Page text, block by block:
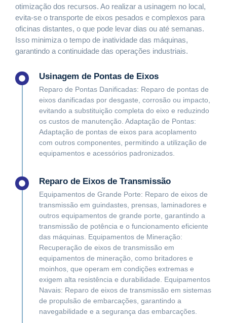
otimização dos recursos. Ao realizar a usinagem no local,
evita-se o transporte de eixos pesados e complexos para
oficinas distantes, o que pode levar dias ou até semanas.
Isso minimiza o tempo de inatividade das máquinas,
garantindo a continuidade das operações industriais.
Usinagem de Pontas de Eixos
Reparo de Pontas Danificadas: Reparo de pontas de
eixos danificadas por desgaste, corrosão ou impacto,
evitando a substituição completa do eixo e reduzindo
os custos de manutenção. Adaptação de Pontas:
Adaptação de pontas de eixos para acoplamento
com outros componentes, permitindo a utilização de
equipamentos e acessórios padronizados.
Reparo de Eixos de Transmissão
Equipamentos de Grande Porte: Reparo de eixos de
transmissão em guindastes, prensas, laminadores e
outros equipamentos de grande porte, garantindo a
transmissão de potência e o funcionamento eficiente
das máquinas. Equipamentos de Mineração:
Recuperação de eixos de transmissão em
equipamentos de mineração, como britadores e
moinhos, que operam em condições extremas e
exigem alta resistência e durabilidade. Equipamentos
Navais: Reparo de eixos de transmissão em sistemas
de propulsão de embarcações, garantindo a
navegabilidade e a segurança das embarcações.